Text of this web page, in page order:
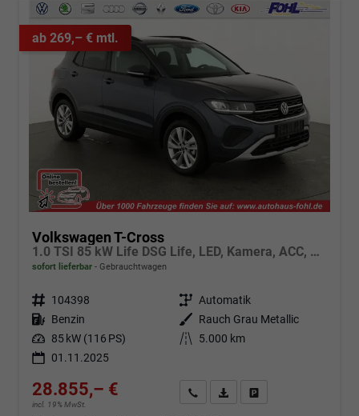
ab 269,– € mtl.
Volkswagen T-Cross
1.0 TSI 85 kW Life DSG Life, LED, Kamera, ACC, Side, Winter, 17-Zoll, 3-J. Garantie
sofort lieferbar Gebrauchtwagen
Fahrzeugnr. 104398 Getriebe Automatik
Kraftstoff Benzin Außenfarbe
Rauch Grau Metallic
Leistung 85 kW (116 PS) Kilometerstand
5.000 km
01.11.2025
28.855,– €
incl. 19% MwSt.
Angebot anfordern
Fahrzeugexpose (PDF)